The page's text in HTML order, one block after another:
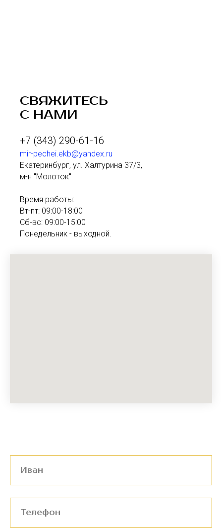
СВЯЖИТЕСЬ
С НАМИ
+7 (343) 290-61-16
mir-pechei.ekb@yandex.ru
Екатеринбург, ул. Халтурина 37/3,
м-н "Молоток"
Время работы:
Вт-пт: 09:00-18:00
Сб-вс: 09:00-15:00
Понедельник - выходной.